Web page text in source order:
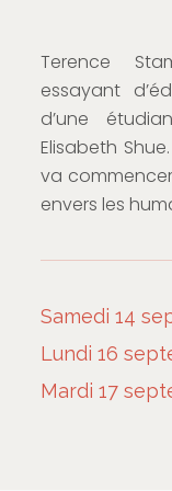
Terence
essayant
d’une
Elisabeth
va
envers les
Samedi 14
Lundi 16
Mardi 17